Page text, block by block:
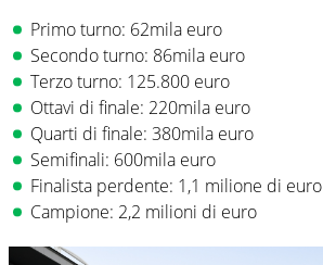
Primo turno: 62mila euro
Secondo turno: 86mila euro
Terzo turno: 125.800 euro
Ottavi di finale: 220mila euro
Quarti di finale: 380mila euro
Semifinali: 600mila euro
Finalista perdente: 1,1 milione di euro
Campione: 2,2 milioni di euro